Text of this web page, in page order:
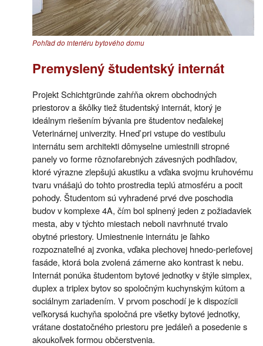
Pohľad do interiéru bytového domu
Premyslený študentský internát
Projekt Schichtgründe zahŕňa okrem obchodných
priestorov a škôlky tiež študentský internát, ktorý je
ideálnym riešením bývania pre študentov neďalekej
Veterinárnej univerzity. Hneď pri vstupe do vestibulu
internátu sem architekti dômyselne umiestnili stropné
panely vo forme rôznofarebných závesných podhľadov,
ktoré výrazne zlepšujú akustiku a vďaka svojmu kruhovému
tvaru vnášajú do tohto prostredia teplú atmosféru a pocit
pohody. Študentom sú vyhradené prvé dve poschodia
budov v komplexe 4A, čím bol splnený jeden z požiadaviek
mesta, aby v týchto miestach neboli navrhnuté trvalo
obytné priestory. Umiestnenie internátu je ľahko
rozpoznateľné aj zvonka, vďaka plechovej hnedo-perleťovej
fasáde, ktorá bola zvolená zámerne ako kontrast k nebu.
Internát ponúka študentom bytové jednotky v štýle simplex,
duplex a triplex bytov so spoločným kuchynským kútom a
sociálnym zariadením. V prvom poschodí je k dispozícii
veľkorysá kuchyňa spoločná pre všetky bytové jednotky,
vrátane dostatočného priestoru pre jedáleň a posedenie s
akoukoľvek formou občerstvenia.